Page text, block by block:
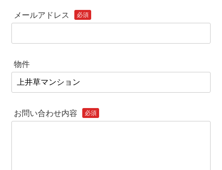
メールアドレス 必須
物件
お問い合わせ内容 必須